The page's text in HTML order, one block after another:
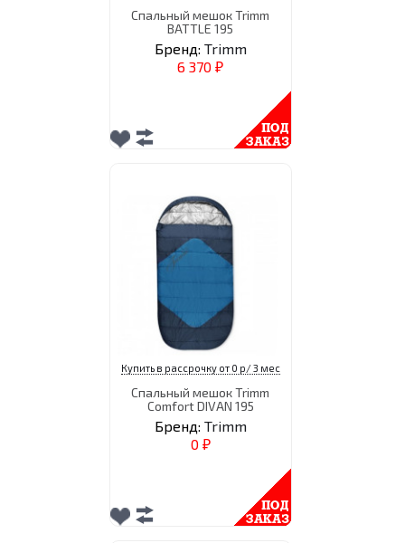
Спальный мешок Trimm
BATTLE 195
Бренд: Trimm
6 370 ₽
Купить в рассрочку от 0 р/ 3 мес
Спальный мешок Trimm
Comfort DIVAN 195
Бренд: Trimm
0 ₽